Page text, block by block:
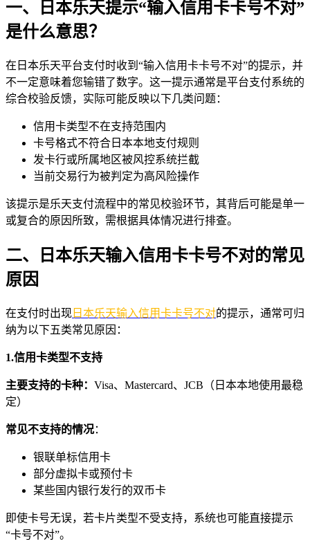
一、日本乐天提示“输入信用卡卡号不对”
是什么意思？
在日本乐天平台支付时收到“输入信用卡卡号不对”的提示，并
不一定意味着您输错了数字。这一提示通常是平台支付系统的
综合校验反馈，实际可能反映以下几类问题：
信用卡类型不在支持范围内
卡号格式不符合日本本地支付规则
发卡行或所属地区被风控系统拦截
当前交易行为被判定为高风险操作
该提示是乐天支付流程中的常见校验环节，其背后可能是单一
或复合的原因所致，需根据具体情况进行排查。
二、日本乐天输入信用卡卡号不对的常见
原因
在支付时出现 日本乐天输入信用卡卡号不对的提示，通常可归
纳为以下五类常见原因：
1.信用卡类型不支持
主要支持的卡种： Visa、Mastercard、JCB（日本本地使用最稳
定）
常见不支持的情况：
银联单标信用卡
部分虚拟卡或预付卡
某些国内银行发行的双币卡
即使卡号无误，若卡片类型不受支持，系统也可能直接提示
“卡号不对”。